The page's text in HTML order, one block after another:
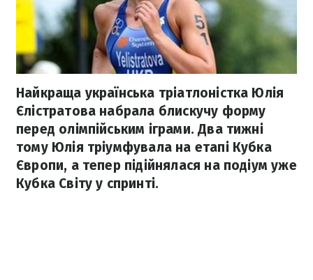
Найкраща українська тріатлоністка Юлія
Єлістратова набрала блискучу форму
перед олімпійським іграми. Два тижні
тому Юлія тріумфувала на етапі Кубка
Європи, а тепер підійнялася на подіум уже
Кубка Світу у спринті.